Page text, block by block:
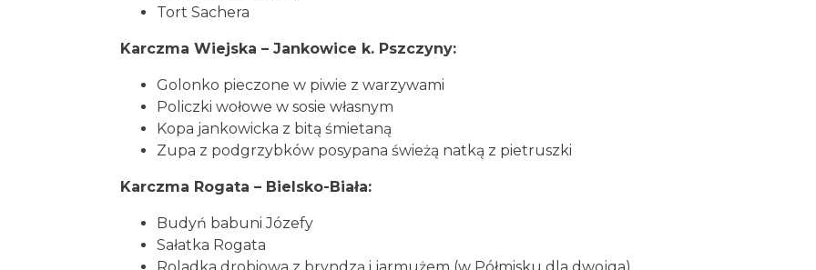
Tort Sachera
Karczma Wiejska – Jankowice k. Pszczyny:
Golonko pieczone w piwie z warzywami
Policzki wołowe w sosie własnym
Kopa jankowicka z bitą śmietaną
Zupa z podgrzybków posypana świeżą natką z pietruszki
Karczma Rogata – Bielsko-Biała:
Budyń babuni Józefy
Sałatka Rogata